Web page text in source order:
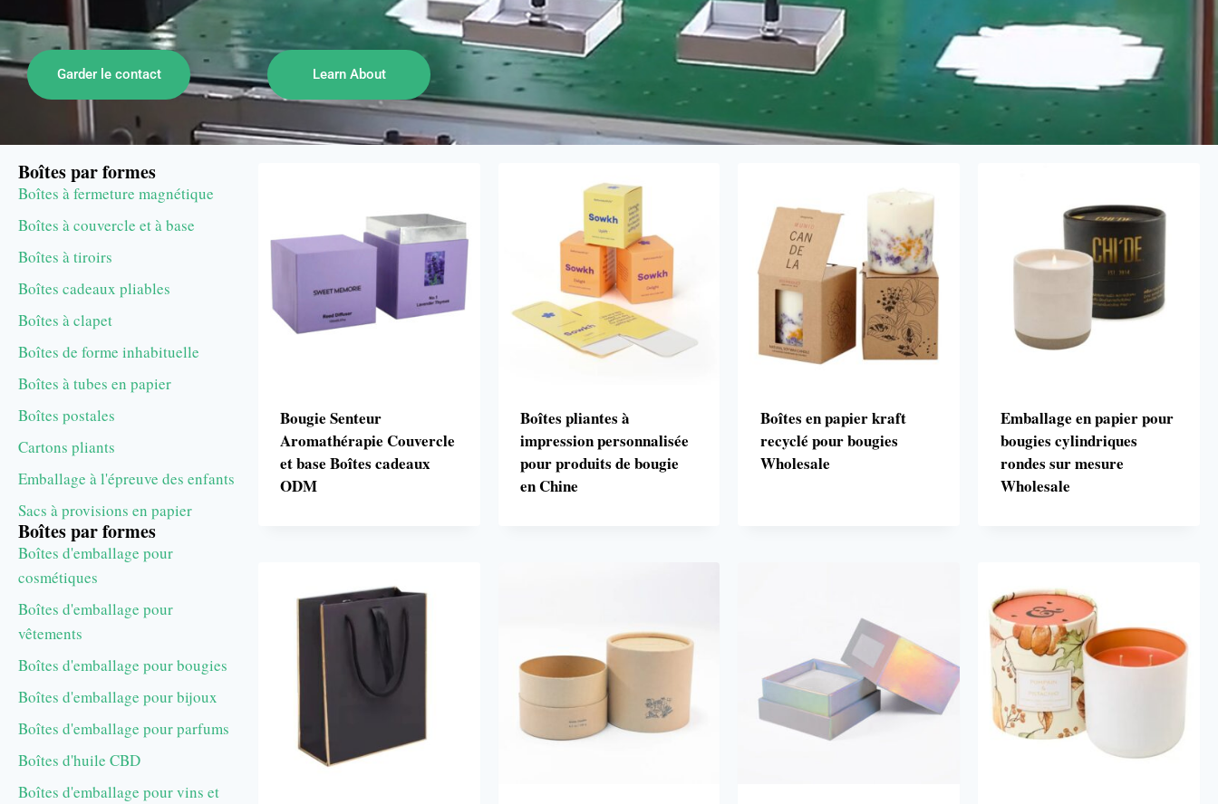
Garder le contact Learn About
Boîtes par formes
Boîtes à fermeture magnétique
Boîtes à couvercle et à base
Boîtes à tiroirs
Boîtes cadeaux pliables
Boîtes à clapet
Boîtes de forme inhabituelle
Boîtes à tubes en papier
Boîtes postales
Cartons pliants
Emballage à l'épreuve des enfants
Sacs à provisions en papier
Boîtes par formes
Boîtes d'emballage pour
cosmétiques
Boîtes d'emballage pour
vêtements
Boîtes d'emballage pour bougies
Boîtes d'emballage pour bijoux
Boîtes d'emballage pour parfums
Boîtes d'huile CBD
Boîtes d'emballage pour vins et
Bougie Senteur
Aromathérapie Couvercle
et base Boîtes cadeaux
ODM
Boîtes pliantes à
impression personnalisée
pour produits de bougie
en Chine
Boîtes en papier kraft
recyclé pour bougies
Wholesale
Emballage en papier pour
bougies cylindriques
rondes sur mesure
Wholesale